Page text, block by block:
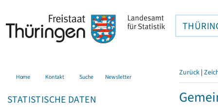
Home Kontakt Suche Newsletter
STATISTISCHE DATEN
Zurück |